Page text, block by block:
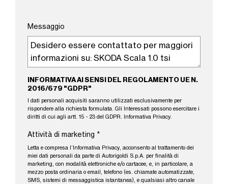
Messaggio
INFORMATIVA AI SENSI DEL REGOLAMENTO UE N.
2016/679 "GDPR"
I dati personali acquisiti saranno utilizzati esclusivamente per
rispondere alla richiesta formulata. Gli Interessati possono esercitare i
diritti di cui agli artt. 15 - 23 del GDPR. Informativa Privacy.
Attività di marketing *
Letta e compresa l’Informativa Privacy, acconsento al trattamento dei
miei dati personali da parte di Autorigoldi S.p.A. per finalità di
marketing, con modalità elettroniche e/o cartacee, e, in particolare, a
mezzo posta ordinaria o email, telefono (es. chiamate automatizzate,
SMS, sistemi di messaggistica istantanea), e qualsiasi altro canale